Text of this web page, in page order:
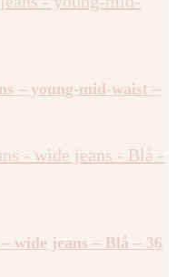
– young-mid-waist –
wide jeans – Blå – 36